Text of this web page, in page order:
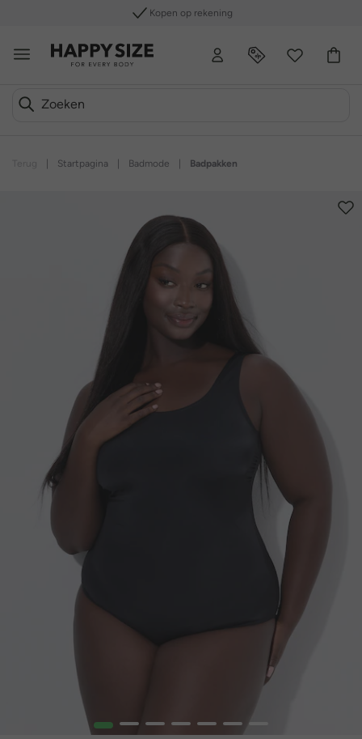
Kopen op rekening
Startpagina Badmode Badpakken
1 2 3 4 5 6